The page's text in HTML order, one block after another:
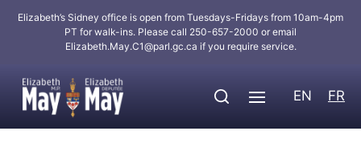
Elizabeth’s Sidney office is open from Tuesdays-Fridays from 10am-4pm
PT for walk-ins. Please call 250-657-2000 or email
Elizabeth.May.C1@parl.gc.ca if you require service.
EN FR